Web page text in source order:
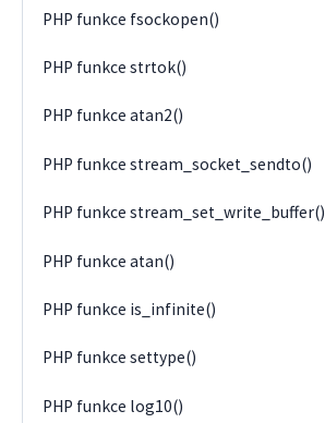
PHP funkce fsockopen()
PHP funkce strtok()
PHP funkce atan2()
PHP funkce stream_socket_sendto()
PHP funkce stream_set_write_buffer()
PHP funkce atan()
PHP funkce is_infinite()
PHP funkce settype()
PHP funkce log10()